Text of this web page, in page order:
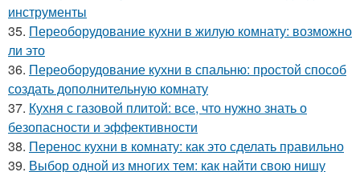
инструменты
35. Переоборудование кухни в жилую комнату: возможно
ли это
36. Переоборудование кухни в спальню: простой способ
создать дополнительную комнату
37. Кухня с газовой плитой: все, что нужно знать о
безопасности и эффективности
38. Перенос кухни в комнату: как это сделать правильно
39. Выбор одной из многих тем: как найти свою нишу